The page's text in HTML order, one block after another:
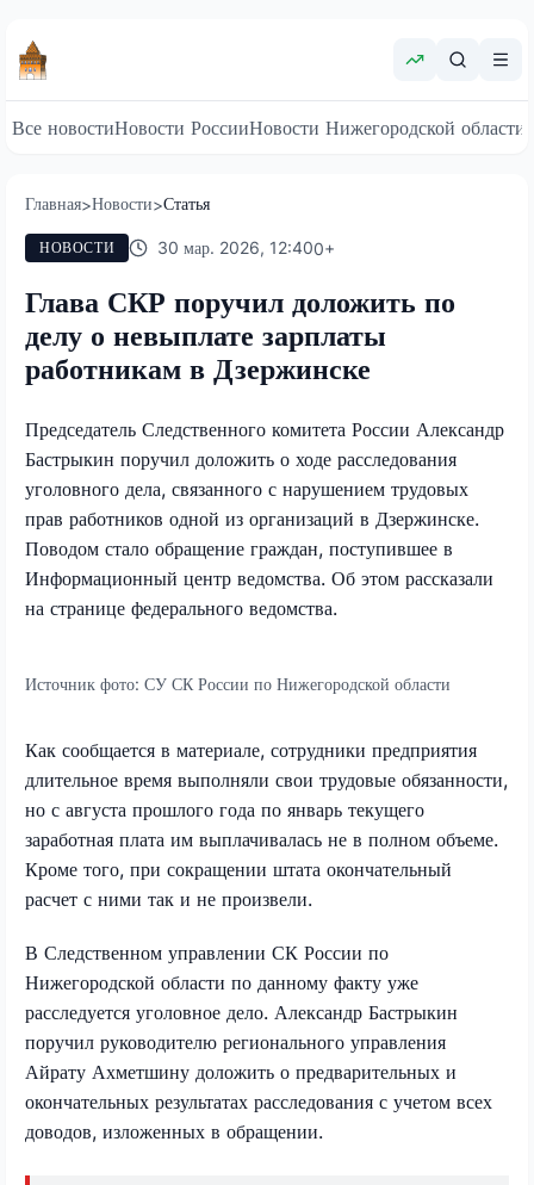
Все новостиНовости РоссииНовости Нижегородской области
Главная>Новости>Статья
НОВОСТИ 30 мар. 2026, 12:400+
Глава СКР поручил доложить по
делу о невыплате зарплаты
работникам в Дзержинске
Председатель Следственного комитета России Александр
Бастрыкин поручил доложить о ходе расследования
уголовного дела, связанного с нарушением трудовых
прав работников одной из организаций в Дзержинске.
Поводом стало обращение граждан, поступившее в
Информационный центр ведомства. Об этом рассказали
на странице федерального ведомства.
Источник фото: СУ СК России по Нижегородской области
Как сообщается в материале, сотрудники предприятия
длительное время выполняли свои трудовые обязанности,
но с августа прошлого года по январь текущего
заработная плата им выплачивалась не в полном объеме.
Кроме того, при сокращении штата окончательный
расчет с ними так и не произвели.
В Следственном управлении СК России по
Нижегородской области по данному факту уже
расследуется уголовное дело. Александр Бастрыкин
поручил руководителю регионального управления
Айрату Ахметшину доложить о предварительных и
окончательных результатах расследования с учетом всех
доводов, изложенных в обращении.